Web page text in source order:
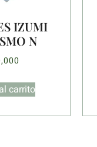
IZUMI
N
carrito